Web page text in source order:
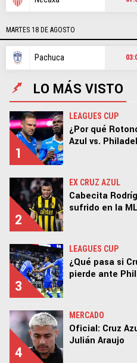
MARTES 18 DE AGOSTO
Pachuca
LO MÁS VISTO
1
LEAGUES CUP
¿Por qué
Azul vs.
2
EX CRUZ AZUL
Cabecita
sufrido en la
3
LEAGUES CUP
¿Qué pasa si
pierde ante
4
MERCADO
Oficial: Cruz
Julián Araujo